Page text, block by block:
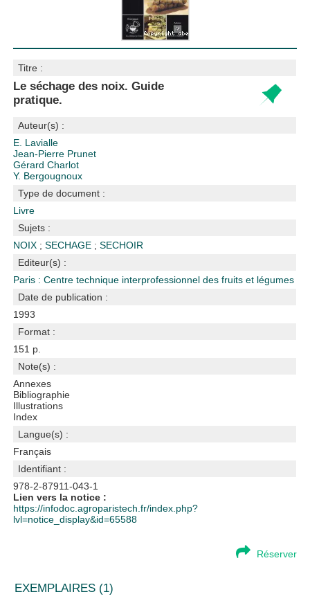
Titre :
Le séchage des noix. Guide
pratique.
Auteur(s) :
E. Lavialle
Jean-Pierre Prunet
Gérard Charlot
Y. Bergougnoux
Type de document :
Livre
Sujets :
NOIX ;SECHAGE ;SECHOIR
Editeur(s) :
Paris : Centre technique interprofessionnel des fruits et légumes
Date de publication :
1993
Format :
151 p.
Note(s) :
Annexes
Bibliographie
Illustrations
Index
Langue(s) :
Français
Identifiant :
978-2-87911-043-1
Lien vers la notice :
https://infodoc.agroparistech.fr/index.php?
lvl=notice_display&id=65588
Réserver
EXEMPLAIRES (1)